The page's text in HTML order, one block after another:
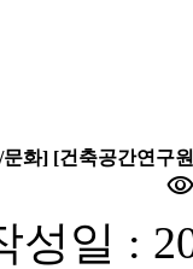
화] [건축공간연구
성일 :